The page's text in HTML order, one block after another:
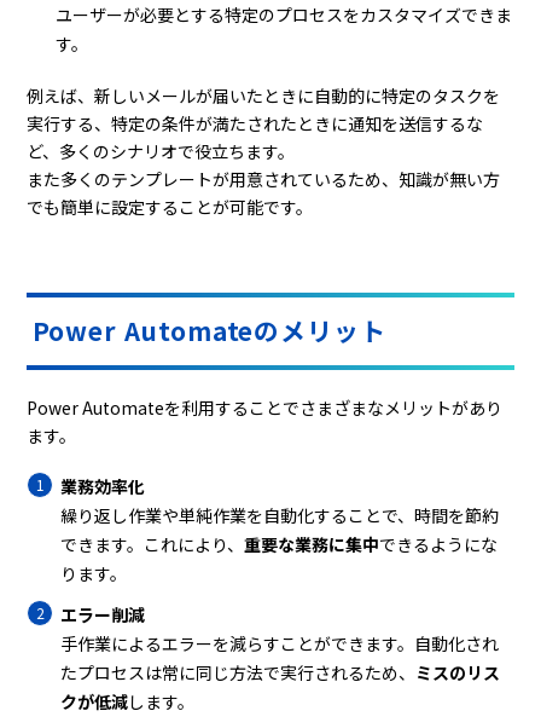
ユーザーが必要とする特定のプロセスをカスタマイズできま
す。
例えば、新しいメールが届いたときに自動的に特定のタスクを
実行する、特定の条件が満たされたときに通知を送信するな
ど、多くのシナリオで役立ちます。
また多くのテンプレートが用意されているため、知識が無い方
でも簡単に設定することが可能です。
Power Automateのメリット
Power Automateを利用することでさまざまなメリットがあり
ます。
業務効率化
繰り返し作業や単純作業を自動化することで、時間を節約
できます。これにより、重要な業務に集中できるようにな
ります。
エラー削減
手作業によるエラーを減らすことができます。自動化され
たプロセスは常に同じ方法で実行されるため、 ミスのリス
クが低減します。